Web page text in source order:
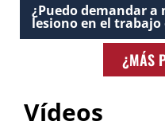
¿Puedo demandar a
lesiono en el trabajo
¿MÁS
Vídeos